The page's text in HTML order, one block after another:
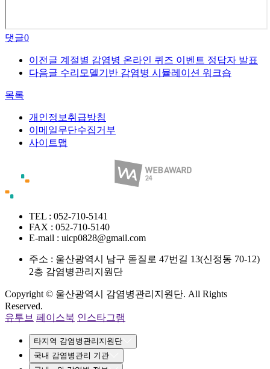
댓글0
이전글 계절별 감염병 온라인 퀴즈 이벤트 정답자 발표
다음글 수리모델기반 감염병 시뮬레이션 워크숍
목록
개인정보취급방침
이메일무단수집거부
사이트맵
TEL : 052-710-5141
FAX : 052-710-5140
E-mail : uicp0828@gmail.com
주소 : 울산광역시 남구 돋질로 47번길 13(신정동 70-12)
2층 감염병관리지원단
Copyright © 울산광역시 감염병관리지원단. All Rights
Reserved.
유투브 페이스북 인스타그램
타지역 감염병관리지원단
국내 감염병관리 기관